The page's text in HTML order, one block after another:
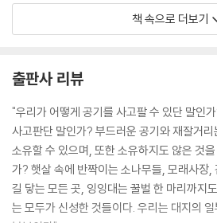
의 자식들에게도 가해진다. 사람이 땅을 파
도 파헤치는 것과 같다. 우리 는 이것을 안다.
우리 인디언들이 대대로 살아온 드넓은 대륙
꼬리에 꼬리를 물고 밀려오기 시작했다. 파도
더 많은 낯선 자들을 싣고 왔다. 그래도 우리
들을 친구로 맞이했으며, 그들 역시 우리를
믿었고, 그들에게 더 넓은 지역을 내주었다.
히 늘어났고, 그들은 더 많은 땅을 원했다. 나
땅 전체를 손에 넣으려고 덤벼들었다… 또 그
책 속으로 더보기
출판사 리뷰
"우리가 어떻게 공기를 사고팔 수 있단 말인
사고판단 말인가? 부드러운 공기와 재잘거
소유할 수 있으며, 또한 소유하지도 않은 것
가? 햇살 속에 반짝이는 소나무들, 모래사장,
길 닿는 모든 곳, 잉잉대는 꿀벌 한 마리까지
는 모두가 신성한 것들이다. 우리는 대지의